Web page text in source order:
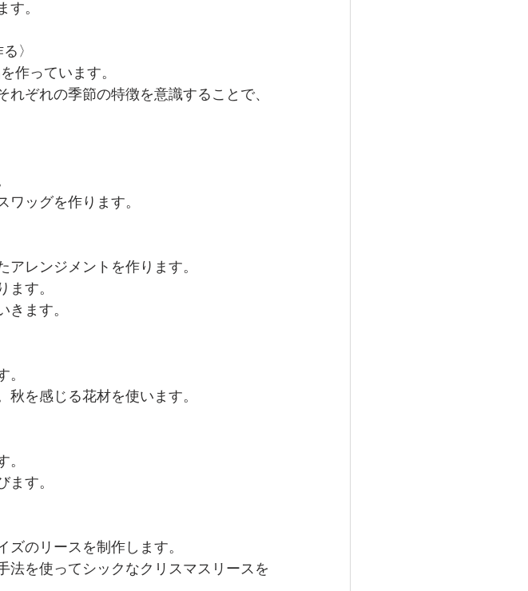
。
〉
作っています。
ぞれの季節の特徴を意識することで、
ッグを作ります。
レンジメントを作ります。
す。
ます。
を感じる花材を使います。
す。
のリースを制作します。
法を使ってシックなクリスマスリースを